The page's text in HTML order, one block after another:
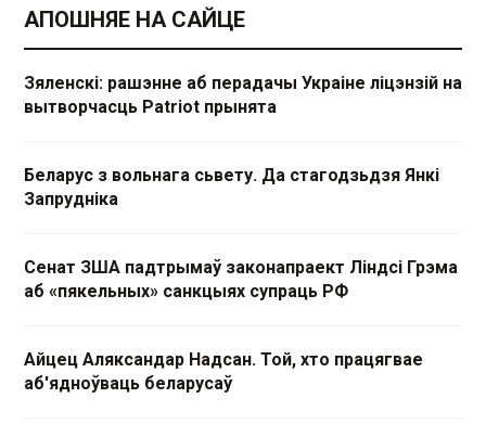
АПОШНЯЕ НА САЙЦЕ
Зяленскі: рашэнне аб перадачы Украіне ліцэнзій на
вытворчасць Patriot прынята
Беларус з вольнага сьвету. Да стагодзьдзя Янкі
Запрудніка
Сенат ЗША падтрымаў законапраект Ліндсі Грэма
аб «пякельных» санкцыях супраць РФ
Айцец Аляксандар Надсан. Той, хто працягвае
аб'ядноўваць беларусаў